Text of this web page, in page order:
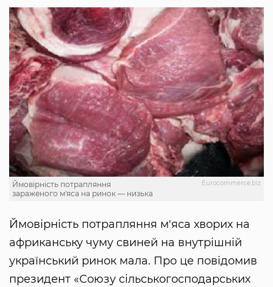
Еurocommerce.biz
Ймовірність потрапляння
зараженого м'яса на ринок — низька
Ймовірність потрапляння м'яса хворих на
африканську чуму свиней на внутрішній
український ринок мала. Про це повідомив
президент «Союзу сільськогосподарських